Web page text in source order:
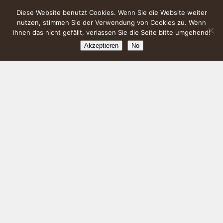
Diese Website benutzt Cookies. Wenn Sie die Website weiter
nutzen, stimmen Sie der Verwendung von Cookies zu. Wenn
Ihnen das nicht gefällt, verlassen Sie die Seite bitte umgehend!
Akzeptieren No